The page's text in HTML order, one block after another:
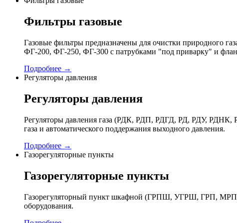
Фильтры газовые
Газовые фильтры предназначены для очистки природного
ФГ-200, ФГ-250, ФГ-300 с патрубками "под приварку" и
Подробнее →
Регуляторы давления
Регуляторы давления
Регуляторы давления газа (РДК, РДП, РДГД, РД, РДУ,
газа и автоматического поддержания выходного давления.
Подробнее →
Газорегуляторные пункты
Газорегуляторные пункты
Газорегуляторный пункт шкафной (ГРПШ, УГРШ, ГРП, МРП,
оборудования.